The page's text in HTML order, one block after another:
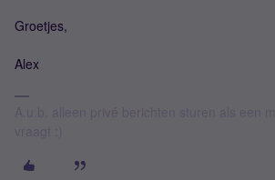
Groetjes,
Alex